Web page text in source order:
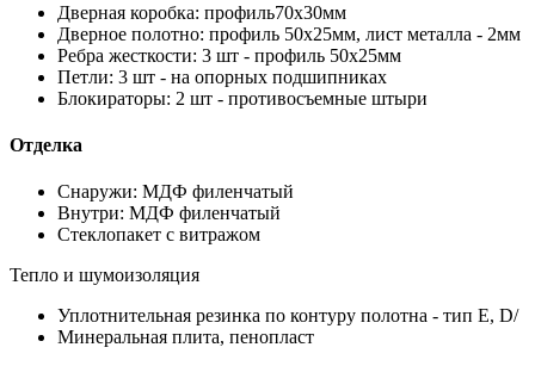
Дверная коробка: профиль70х30мм
Дверное полотно: профиль 50х25мм, лист металла - 2мм
Ребра жесткости: 3 шт - профиль 50х25мм
Петли: 3 шт - на опорных подшипниках
Блокираторы: 2 шт - противосъемные штыри
Отделка
Снаружи: МДФ филенчатый
Внутри: МДФ филенчатый
Стеклопакет с витражом
Тепло и шумоизоляция
Уплотнительная резинка по контуру полотна - тип Е, D/
Минеральная плита, пенопласт